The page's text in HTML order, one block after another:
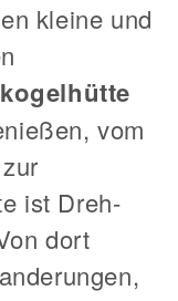
kleine und
vom
ist Dreh-
dort